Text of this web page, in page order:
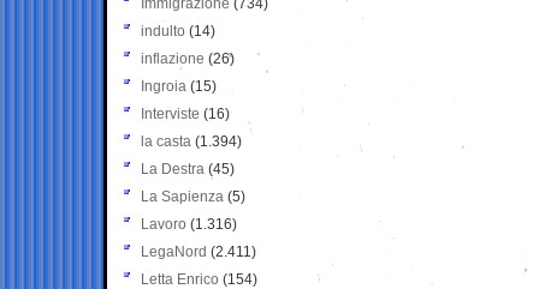
Immigrazione (734)
indulto (14)
inflazione (26)
Ingroia (15)
Interviste (16)
la casta (1.394)
La Destra (45)
La Sapienza (5)
Lavoro (1.316)
LegaNord (2.411)
Letta Enrico (154)